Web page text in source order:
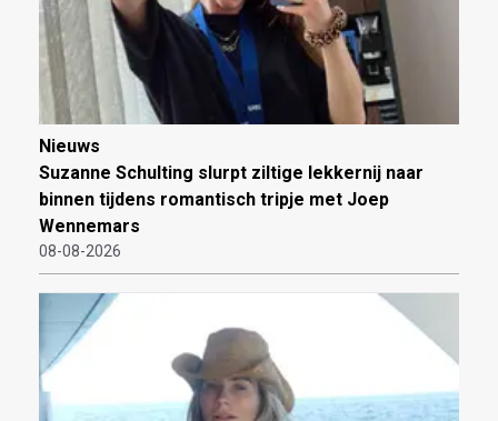
Nieuws
Suzanne Schulting slurpt ziltige lekkernij naar
binnen tijdens romantisch tripje met Joep
Wennemars
08-08-2026